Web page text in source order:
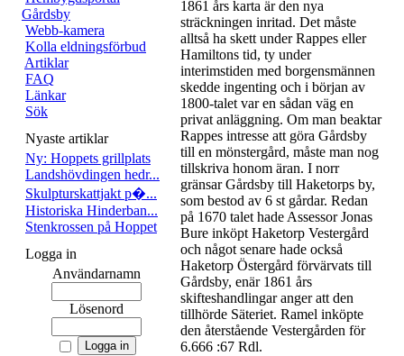
Gårdsby
Webb-kamera
Kolla eldningsförbud
Artiklar
FAQ
Länkar
Sök
Nyaste artiklar
Ny: Hoppets grillplats
Landshövdingen hedr...
Skulpturskattjakt p�...
Historiska Hinderban...
Stenkrossen på Hoppet
Logga in
Användarnamn
Lösenord
1861 års karta är den nya
sträckningen inritad. Det måste
alltså ha skett under Rappes eller
Hamiltons tid, ty under
interimstiden med borgensmännen
skedde ingenting och i början av
1800-talet var en sådan väg en
privat anläggning. Om man beaktar
Rappes intresse att göra Gårdsby
till en mönstergård, måste man nog
tillskriva honom äran. I norr
gränsar Gårdsby till Haketorps by,
som bestod av 6 st gårdar. Redan
på 1670 talet hade Assessor Jonas
Bure inköpt Haketorp Vestergård
och något senare hade också
Haketorp Östergård förvärvats till
Gårdsby, enär 1861 års
skifteshandlingar anger att den
tillhörde Säteriet. Ramel inköpte
den återstående Vestergården för
6.666 :67 Rdl.